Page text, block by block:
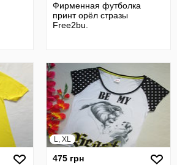
Фирменная футболка
принт орёл стразы
Free2bu.
L, XL
475 грн